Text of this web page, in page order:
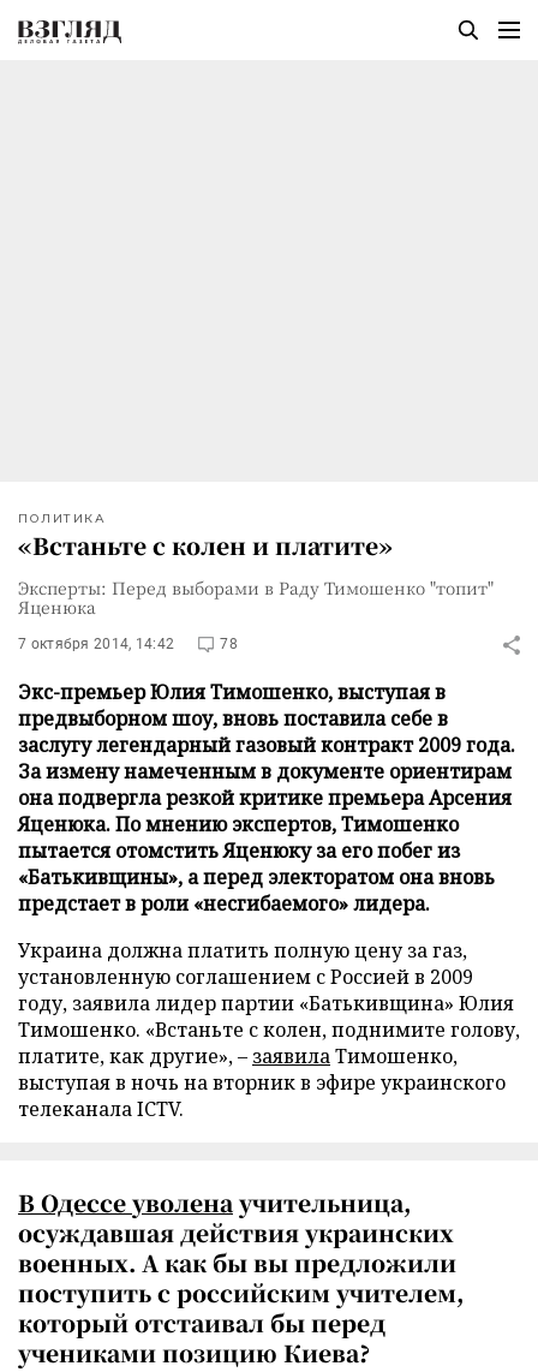
ПОЛИТИКА
«Встаньте с колен и платите»
Эксперты: Перед выборами в Раду Тимошенко "топит"
Яценюка
7 октября 2014, 14:42 78
Экс-премьер Юлия Тимошенко, выступая в
предвыборном шоу, вновь поставила себе в
заслугу легендарный газовый контракт 2009 года.
За измену намеченным в документе ориентирам
она подвергла резкой критике премьера Арсения
Яценюка. По мнению экспертов, Тимошенко
пытается отомстить Яценюку за его побег из
«Батькивщины», а перед электоратом она вновь
предстает в роли «несгибаемого» лидера.
Украина должна платить полную цену за газ,
установленную соглашением с Россией в 2009
году, заявила лидер партии «Батькивщина» Юлия
Тимошенко. «Встаньте с колен, поднимите голову,
платите, как другие», – заявилаТимошенко,
выступая в ночь на вторник в эфире украинского
телеканала ICTV.
В Одессеуволенаучительница,
осуждавшая действия украинских
военных. А как бы вы предложили
поступить с российским учителем,
который отстаивал бы перед
учениками позицию Киева?